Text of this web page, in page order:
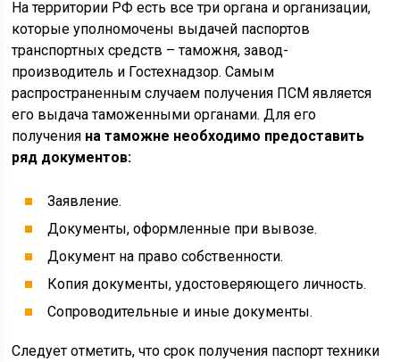
На территории РФ есть все три органа и организации,
которые уполномочены выдачей паспортов
транспортных средств – таможня, завод-
производитель и Гостехнадзор. Самым
распространенным случаем получения ПСМ является
его выдача таможенными органами. Для его
получения на таможне необходимо предоставить
ряд документов:
Заявление.
Документы, оформленные при вывозе.
Документ на право собственности.
Копия документы, удостоверяющего личность.
Сопроводительные и иные документы.
Следует отметить, что срок получения паспорт техники